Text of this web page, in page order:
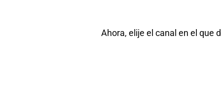
Ahora, elije el canal en el que